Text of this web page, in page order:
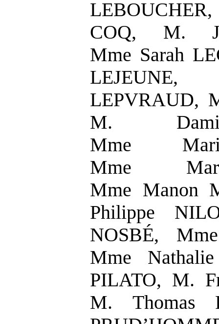
COQ, M.
Mme Sarah
LEPVRAUD,
M.
Mme
Mme
Mme Manon
Philippe
NOSBÉ,
Mme
PILATO, M.
M. Thomas